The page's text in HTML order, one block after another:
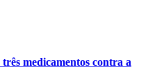
medicamentos contra a